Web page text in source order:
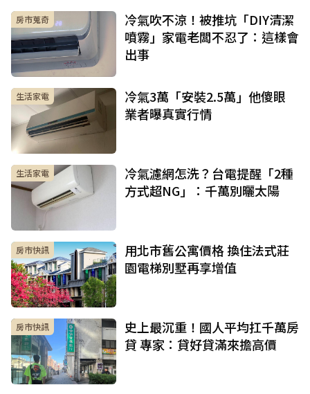
房市蒐奇
冷氣吹不涼！被推坑「DIY清潔
噴霧」家電老闆不忍了：這樣會
出事
生活家電
冷氣3萬「安裝2.5萬」他傻眼
業者曝真實行情
生活家電
冷氣濾網怎洗？台電提醒「2種
方式超NG」：千萬別曬太陽
房市快訊
用北市舊公寓價格 換住法式莊
園電梯別墅再享增值
房市快訊
史上最沉重！國人平均扛千萬房
貸 專家：貸好貸滿來擔高價